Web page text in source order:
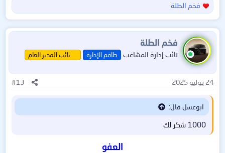
ا
ل
ت
ف
ا
ع
ا
ت
:
فخم الطلة
فخم الطلة
نائب إدارة المشاغب طاقم الإدارة نائب المدير العام
24 يوليو 2025 #13
ابوعسل قال:
1000 شكر لك
العفو